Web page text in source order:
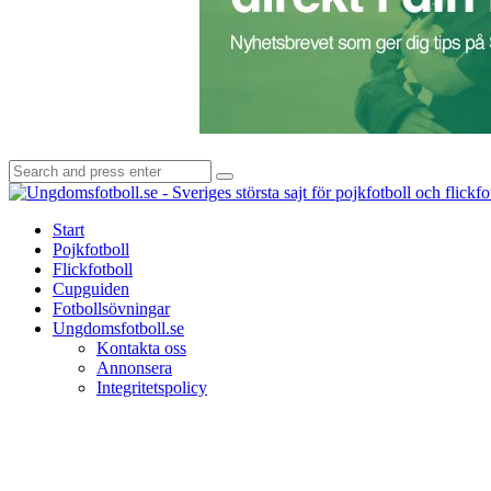
Search
for:
Search
Start
Pojkfotboll
Flickfotboll
Cupguiden
Fotbollsövningar
Ungdomsfotboll.se
Kontakta oss
Annonsera
Integritetspolicy